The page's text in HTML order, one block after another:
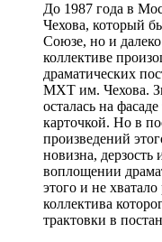
До 1987 года в
Чехова, который
Союзе, но и
коллективе
драматических
МХТ им. Чехова.
осталась на
карточкой. Но в
произведений
новизна, дерзость
воплощении
этого и не
коллектива
трактовки в